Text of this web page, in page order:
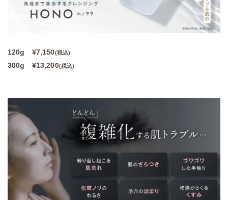
120g ¥7,150(税込)
300g ¥13,200(税込)